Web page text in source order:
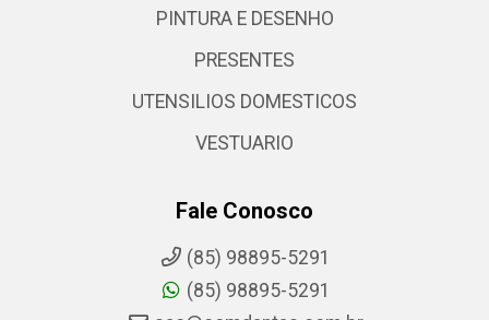
PINTURA E DESENHO
PRESENTES
UTENSILIOS DOMESTICOS
VESTUARIO
Fale Conosco
(85) 98895-5291
(85) 98895-5291